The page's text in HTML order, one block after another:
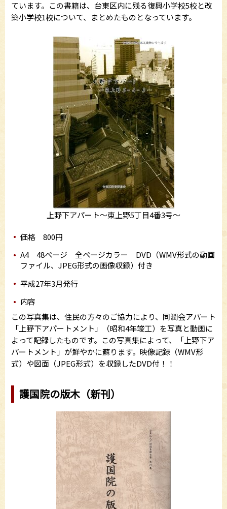
ています。この書籍は、台東区内に残る復興小学校5校と改
築小学校1校について、まとめたものとなっています。
上野下アパート～東上野5丁目4番3号～
価格 800円
A4 48ページ 全ページカラー DVD（WMV形式の動画
ファイル、JPEG形式の画像収録）付き
平成27年3月発行
内容
この写真集は、住民の方々のご協力により、同潤会アパート
「上野下アパートメント」（昭和4年竣工）を写真と動画に
よって記録したものです。この写真集によって、「上野下ア
パートメント」が鮮やかに蘇ります。映像記録（WMV形
式）や図面（JPEG形式）を収録したDVD付！！
護国院の版木（新刊）